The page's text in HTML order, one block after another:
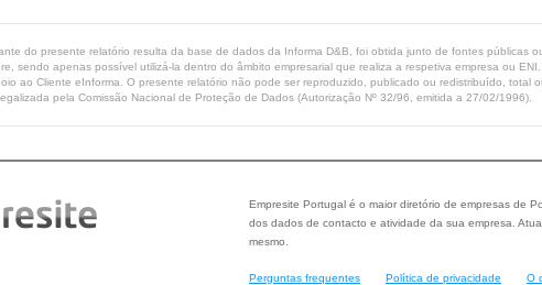
do presente relatório resulta da base de dados da Informa D&B, foi obtida junto de fontes públicas
sendo apenas possível utilizá-la dentro do âmbito empresarial que realiza a respetiva empresa ou
ao Cliente eInforma. O presente relatório não pode ser reproduzido, publicado ou redistribuído, total
pela Comissão Nacional de Proteção de Dados (Autorização Nº 32/96, emitida a 27/02/1996).
Empresite Portugal é o maior diretório de empresas de
dos dados de contacto e atividade da sua empresa.
mesmo.
Perguntas frequentes Política de privacidade O